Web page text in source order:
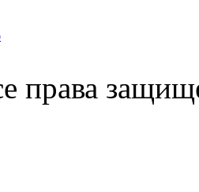
права